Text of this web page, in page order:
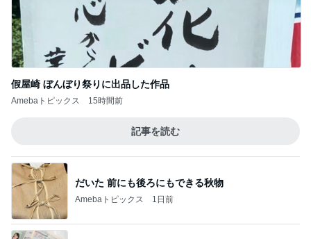
假屋崎 ぼんぼり祭りに出品した作品
Amebaトピックス 15時間前
記事を読む
だいた 前にも後ろにもできる秋物
Amebaトピックス 1日前